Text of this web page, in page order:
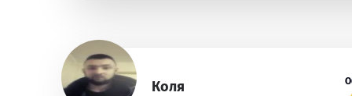
Коля